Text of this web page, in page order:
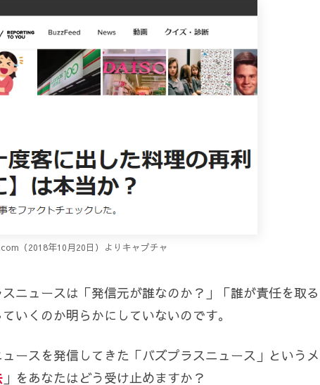
（2018年10月20日）よりキャプチャ
ニュースは「発信元が誰なのか？」「誰が責任を取る
いくのか明らかにしていないのです。
ースを発信してきた「バズプラスニュース」というメ
」をあなたはどう受け止めますか？